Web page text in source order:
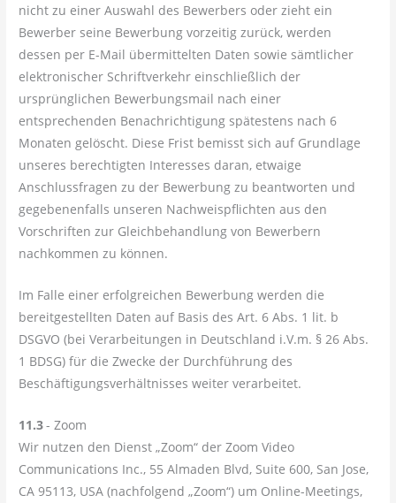
nicht zu einer Auswahl des Bewerbers oder zieht ein
Bewerber seine Bewerbung vorzeitig zurück, werden
dessen per E-Mail übermittelten Daten sowie sämtlicher
elektronischer Schriftverkehr einschließlich der
ursprünglichen Bewerbungsmail nach einer
entsprechenden Benachrichtigung spätestens nach 6
Monaten gelöscht. Diese Frist bemisst sich auf Grundlage
unseres berechtigten Interesses daran, etwaige
Anschlussfragen zu der Bewerbung zu beantworten und
gegebenenfalls unseren Nachweispflichten aus den
Vorschriften zur Gleichbehandlung von Bewerbern
nachkommen zu können.
Im Falle einer erfolgreichen Bewerbung werden die
bereitgestellten Daten auf Basis des Art. 6 Abs. 1 lit. b
DSGVO (bei Verarbeitungen in Deutschland i.V.m. § 26 Abs.
1 BDSG) für die Zwecke der Durchführung des
Beschäftigungsverhältnisses weiter verarbeitet.
11.3- Zoom
Wir nutzen den Dienst „Zoom“ der Zoom Video
Communications Inc., 55 Almaden Blvd, Suite 600, San Jose,
CA 95113, USA (nachfolgend „Zoom“) um Online-Meetings,